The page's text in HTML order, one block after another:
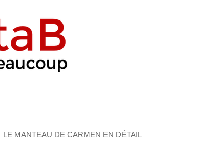
LE MANTEAU DE CARMEN EN DÉTAIL